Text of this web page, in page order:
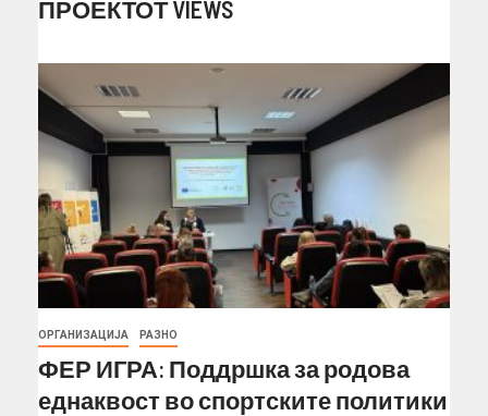
ПРОЕКТОТ VIEWS
ОРГАНИЗАЦИЈА РАЗНО
ФЕР ИГРА: Поддршка за родова
еднаквост во спортските политики